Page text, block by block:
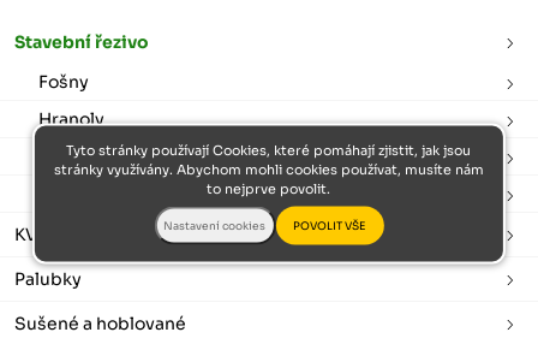
Stavební řezivo
Fošny
Hranoly
Prkna
KVH hranoly
Palubky
Sušené a hoblované
Tyto stránky používají Cookies, které pomáhají zjistit, jak jsou
stránky využívány. Abychom mohli cookies používat, musíte nám
to nejprve povolit.